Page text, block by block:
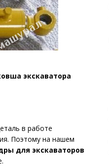
экскаватора
в работе
Поэтому на нашем
для экскаваторов